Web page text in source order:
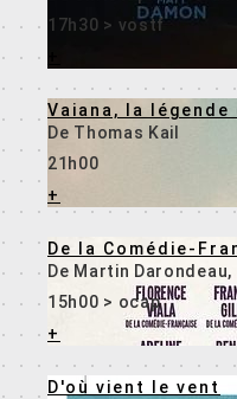
17h30 > vostf
Vaiana, la
De Thomas Kail
21h00
+
De la Comédie-
De Martin
15h00 > ocap
+
D'où vient le vent